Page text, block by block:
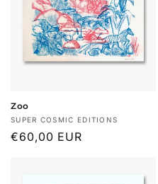
Zoo
Fournisseur :
SUPER COSMIC EDITIONS
Prix
€60,00 EUR